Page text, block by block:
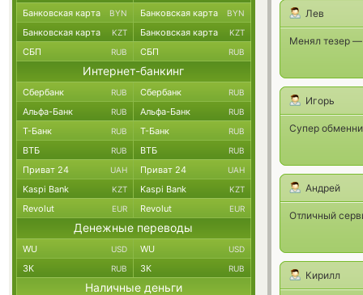
Лев
Менял тезер
Игорь
Супер
Андрей
Отличный
Кирилл
Банковская карта BYN Банковская карта BYN
Банковская карта KZT Банковская карта KZT
СБП RUB СБП RUB
Интернет-банкинг
Сбербанк RUB Сбербанк RUB
Альфа-Банк RUB Альфа-Банк RUB
Т-Банк RUB Т-Банк RUB
ВТБ RUB ВТБ RUB
Приват 24 UAH Приват 24 UAH
Kaspi Bank KZT Kaspi Bank KZT
Revolut EUR Revolut EUR
Денежные переводы
WU USD WU USD
ЗК RUB ЗК RUB
Наличные деньги